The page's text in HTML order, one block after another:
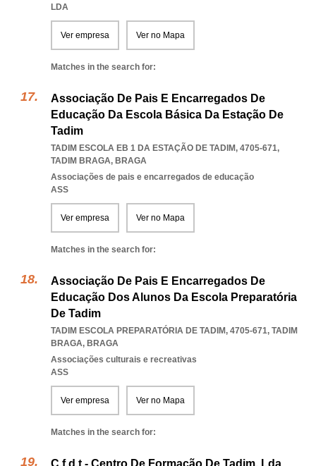
LDA
Ver empresa Ver no Mapa
Matches in the search for:
Associação De Pais E Encarregados De
Educação Da Escola Básica Da Estação De
Tadim
TADIM ESCOLA EB 1 DA ESTAÇÃO DE TADIM, 4705-671,
TADIM BRAGA, BRAGA
Associações de pais e encarregados de educação
ASS
Ver empresa Ver no Mapa
Matches in the search for:
Associação De Pais E Encarregados De
Educação Dos Alunos Da Escola Preparatória
De Tadim
TADIM ESCOLA PREPARATÓRIA DE TADIM, 4705-671, TADIM
BRAGA, BRAGA
Associações culturais e recreativas
ASS
Ver empresa Ver no Mapa
Matches in the search for:
C.f.d.t - Centro De Formação De Tadim, Lda